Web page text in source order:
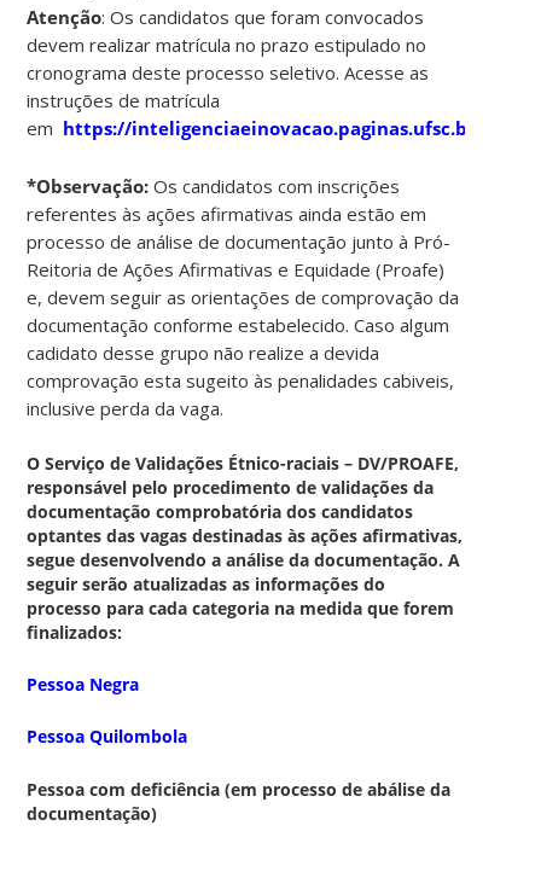
Atenção: Os candidatos que foram convocados
devem realizar matrícula no prazo estipulado no
cronograma deste processo seletivo. Acesse as
instruções de matrícula
em https://inteligenciaeinovacao.paginas.ufsc.br/
*Observação: Os candidatos com inscrições
referentes às ações afirmativas ainda estão em
processo de análise de documentação junto à Pró-
Reitoria de Ações Afirmativas e Equidade (Proafe)
e, devem seguir as orientações de comprovação da
documentação conforme estabelecido. Caso algum
cadidato desse grupo não realize a devida
comprovação esta sugeito às penalidades cabiveis,
inclusive perda da vaga.
O Serviço de Validações Étnico-raciais – DV/PROAFE,
responsável pelo procedimento de validações da
documentação comprobatória dos candidatos
optantes das vagas destinadas às ações afirmativas,
segue desenvolvendo a análise da documentação. A
seguir serão atualizadas as informações do
processo para cada categoria na medida que forem
finalizados:
Pessoa Negra
Pessoa Quilombola
Pessoa com deficiência (em processo de abálise da
documentação)